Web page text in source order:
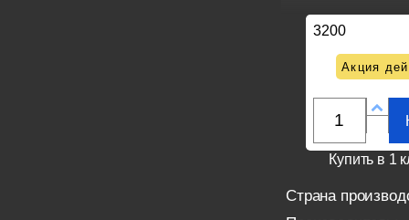
3200
Акция
Купить в 1
Страна